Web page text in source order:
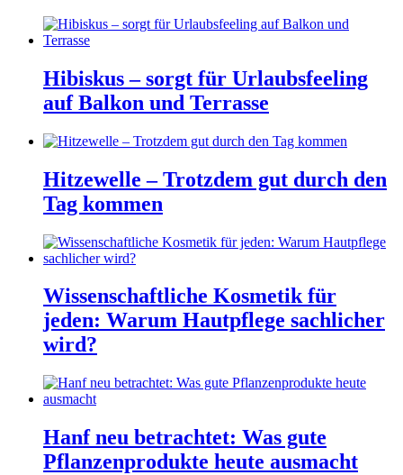
Hibiskus – sorgt für Urlaubsfeeling
auf Balkon und Terrasse
Hitzewelle – Trotzdem gut durch den
Tag kommen
Wissenschaftliche Kosmetik für
jeden: Warum Hautpflege sachlicher
wird?
Hanf neu betrachtet: Was gute
Pflanzenprodukte heute ausmacht